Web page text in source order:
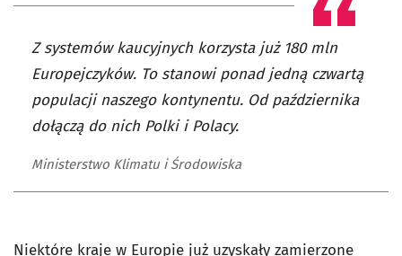
Z systemów kaucyjnych korzysta już 180 mln
Europejczyków. To stanowi ponad jedną czwartą
populacji naszego kontynentu. Od października
dołączą do nich Polki i Polacy.
Ministerstwo Klimatu i Środowiska
Niektóre kraje w Europie już uzyskały zamierzone